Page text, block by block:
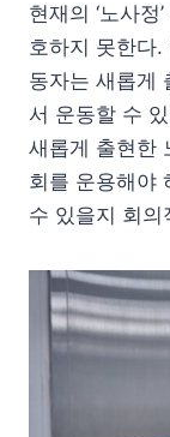
현재의 ‘노사
호하지 못한다
동자는 새롭게
서 운동할 수
새롭게 출현한
회를 운용해야
수 있을지 회의